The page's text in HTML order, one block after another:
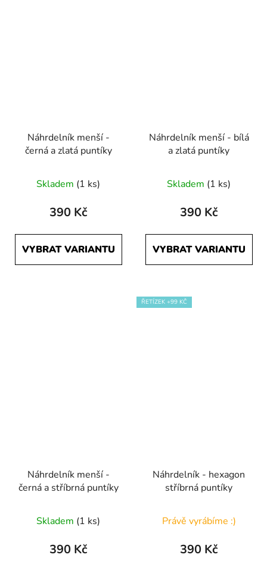
Náhrdelník menší -
černá a zlatá puntíky
Skladem (1 ks)
390 Kč
VYBRAT VARIANTU
Náhrdelník menší - bílá
a zlatá puntíky
Skladem (1 ks)
390 Kč
VYBRAT VARIANTU
Náhrdelník menší -
černá a stříbrná puntíky
Skladem (1 ks)
390 Kč
ŘETÍZEK +99 KČ
Náhrdelník - hexagon
stříbrná puntíky
Právě vyrábíme :)
390 Kč